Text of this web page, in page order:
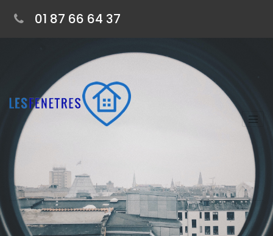
01 87 66 64 37